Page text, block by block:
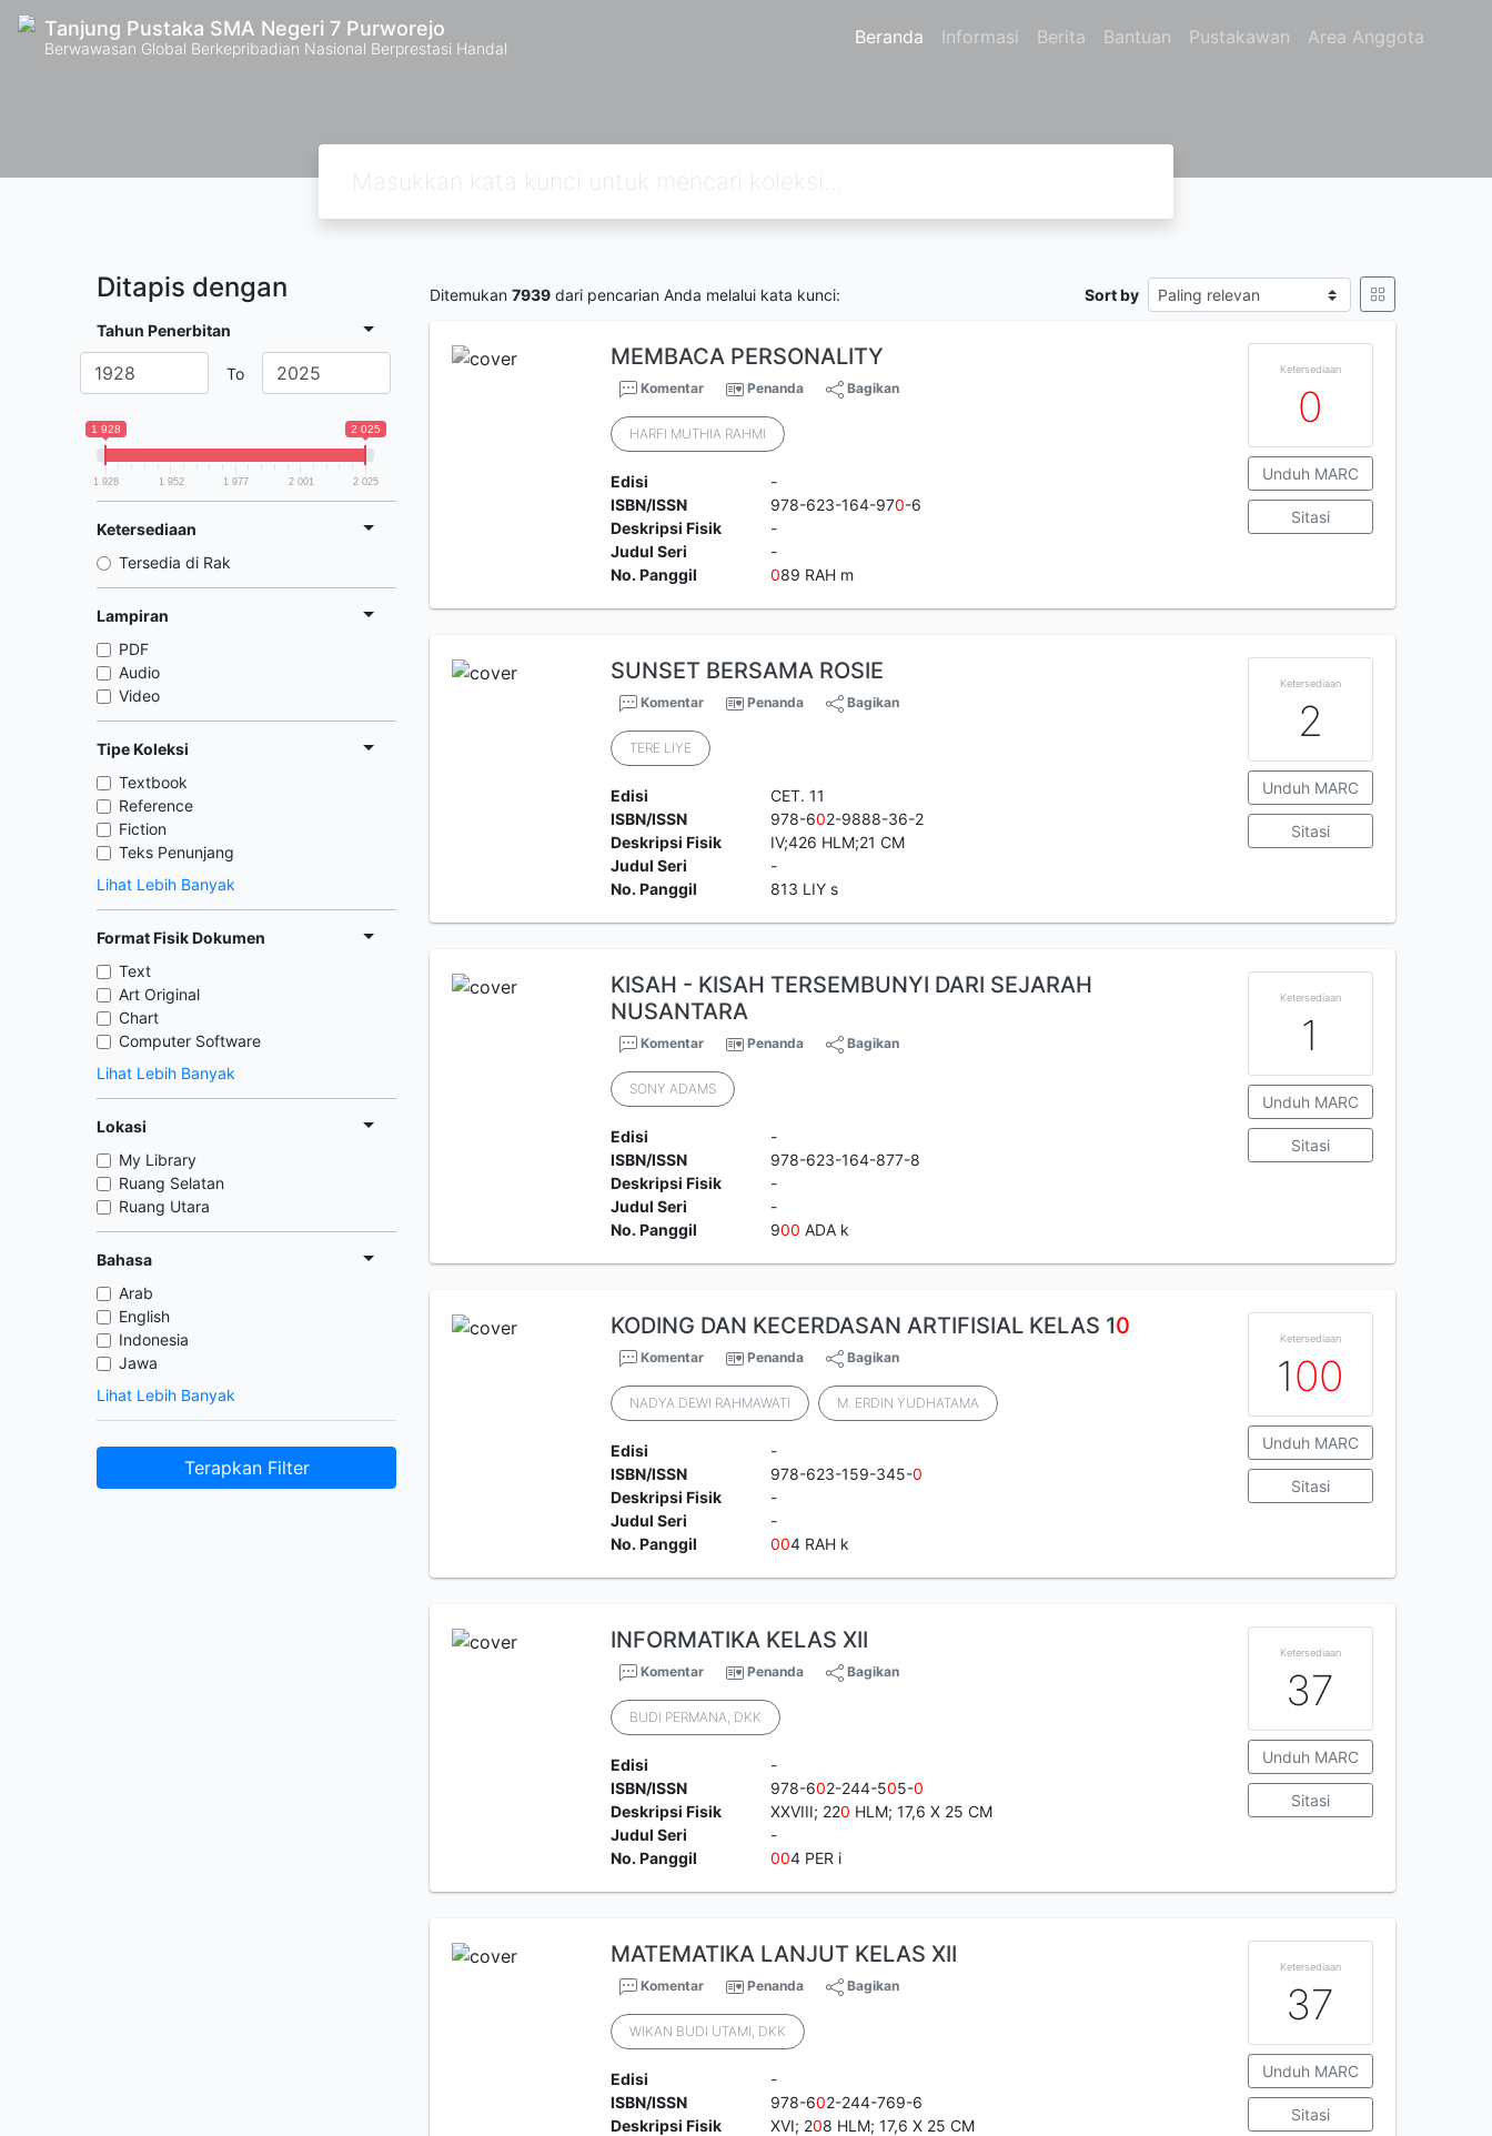
Tanjung Pustaka SMA Negeri 7 Purworejo
Berwawasan Global Berkepribadian Nasional Berprestasi Handal Beranda Informasi Berita Bantuan Pustakawan Area Anggota
Ditapis dengan
Tahun Penerbitan
To
1 928 2 025
1 928 1 952 1 977 2 001 2 025
Ketersediaan
Tersedia di Rak
Lampiran
PDF
Audio
Video
Tipe Koleksi
Textbook
Reference
Fiction
Teks Penunjang
Lihat Lebih Banyak
Format Fisik Dokumen
Text
Art Original
Chart
Computer Software
Lihat Lebih Banyak
Lokasi
My Library
Ruang Selatan
Ruang Utara
Bahasa
Arab
English
Indonesia
Jawa
Lihat Lebih Banyak
Terapkan Filter
Ditemukan 7939 dari pencarian Anda melalui kata kunci: Sort by
MEMBACA PERSONALITY
Komentar Penanda Bagikan
HARFI MUTHIA RAHMI
Edisi
-
ISBN/ISSN
978-623-164-970-6
Deskripsi Fisik
-
Judul Seri
-
No. Panggil
089 RAH m
Ketersediaan
0
Unduh MARC
Sitasi
SUNSET BERSAMA ROSIE
Komentar Penanda Bagikan
TERE LIYE
Edisi
CET. 11
ISBN/ISSN
978-602-9888-36-2
Deskripsi Fisik
IV;426 HLM;21 CM
Judul Seri
-
No. Panggil
813 LIY s
Ketersediaan
2
Unduh MARC
Sitasi
KISAH - KISAH TERSEMBUNYI DARI SEJARAH
NUSANTARA
Komentar Penanda Bagikan
SONY ADAMS
Edisi
-
ISBN/ISSN
978-623-164-877-8
Deskripsi Fisik
-
Judul Seri
-
No. Panggil
900 ADA k
Ketersediaan
1
Unduh MARC
Sitasi
KODING DAN KECERDASAN ARTIFISIAL KELAS 10
Komentar Penanda Bagikan
NADYA DEWI RAHMAWATI M. ERDIN YUDHATAMA
Edisi
-
ISBN/ISSN
978-623-159-345-0
Deskripsi Fisik
-
Judul Seri
-
No. Panggil
004 RAH k
Ketersediaan
100
Unduh MARC
Sitasi
INFORMATIKA KELAS XII
Komentar Penanda Bagikan
BUDI PERMANA, DKK
Edisi
-
ISBN/ISSN
978-602-244-505-0
Deskripsi Fisik
XXVIII; 220 HLM; 17,6 X 25 CM
Judul Seri
-
No. Panggil
004 PER i
Ketersediaan
37
Unduh MARC
Sitasi
MATEMATIKA LANJUT KELAS XII
Komentar Penanda Bagikan
WIKAN BUDI UTAMI, DKK
Edisi
-
ISBN/ISSN
978-602-244-769-6
Deskripsi Fisik
XVI; 208 HLM; 17,6 X 25 CM
Ketersediaan
37
Unduh MARC
Sitasi